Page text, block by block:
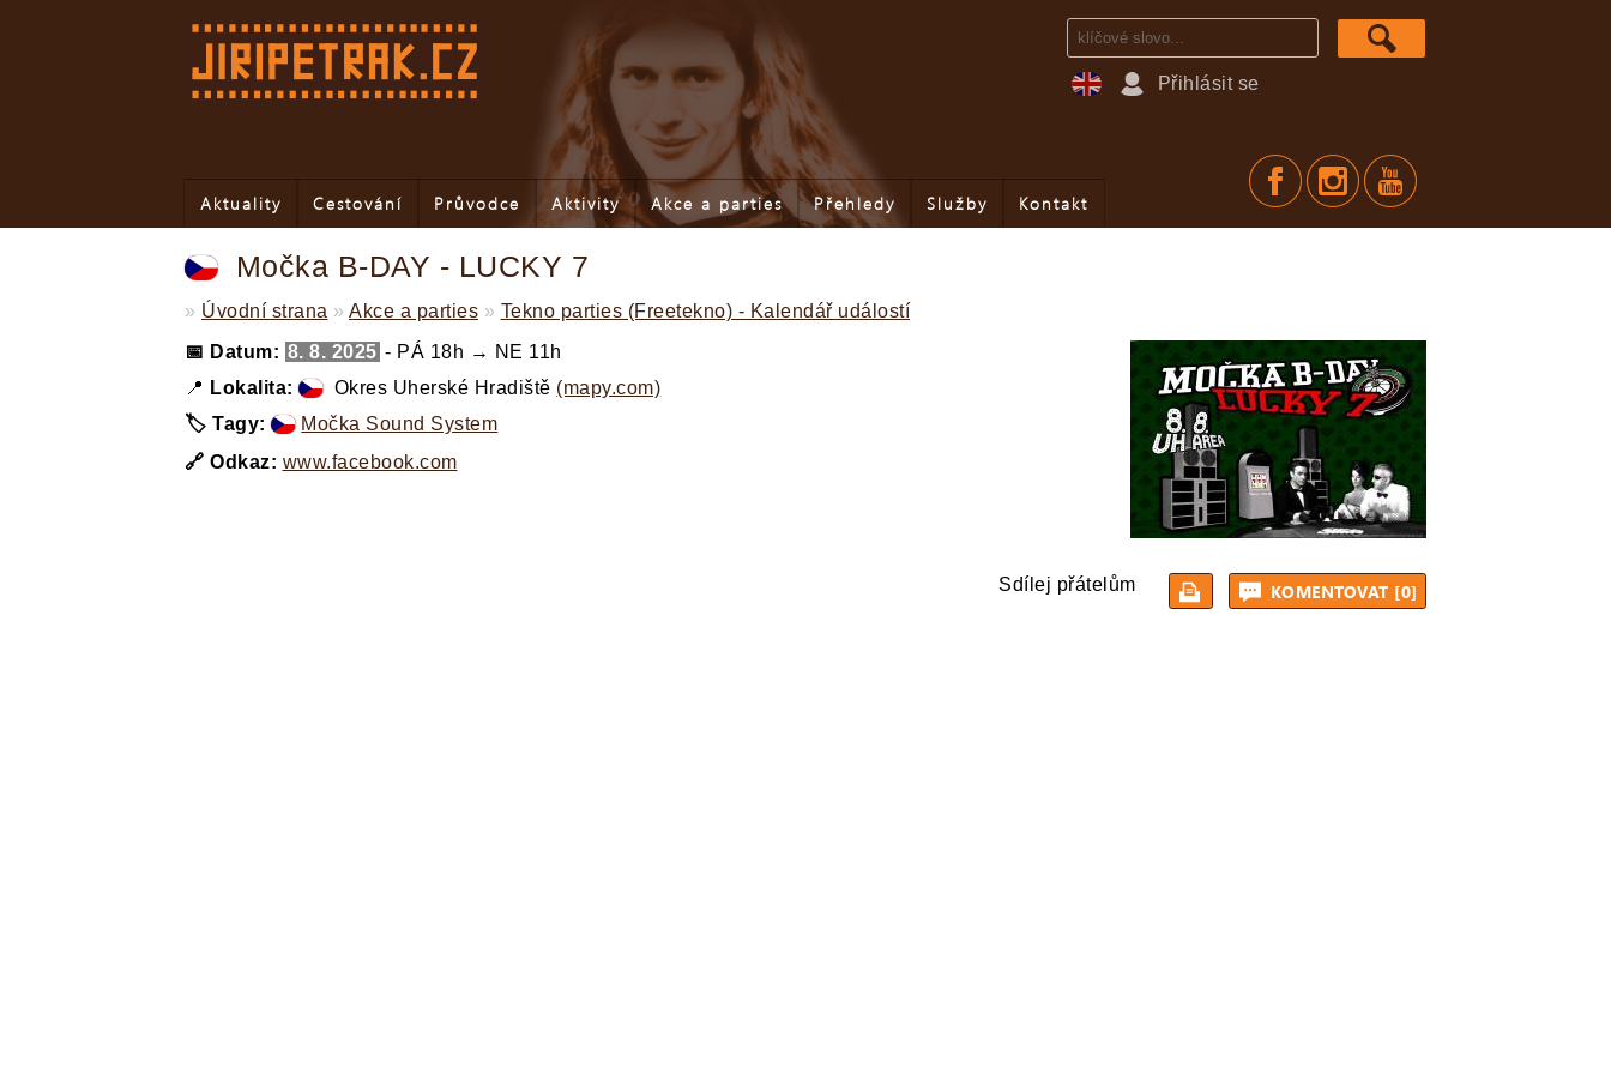
Aktuality Cestování Průvodce Aktivity Akce a parties Přehledy Služby Kontakt
Přihlásit se
Močka B-DAY - LUCKY 7
» Úvodní strana » Akce a parties » Tekno parties (Freetekno) - Kalendář událostí
📅 Datum: 8. 8. 2025 - PÁ 18h → NE 11h
📍 Lokalita: Okres Uherské Hradiště (mapy.com)
🏷️ Tagy:
Močka Sound System
🔗 Odkaz: www.facebook.com
Sdílej přátelům